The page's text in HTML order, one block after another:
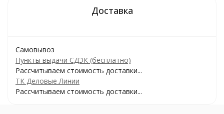
Самовывоз
Пункты выдачи СДЭК (бесплатно)
Рассчитываем стоимость доставки...
ТК Деловые Линии
Рассчитываем стоимость доставки...